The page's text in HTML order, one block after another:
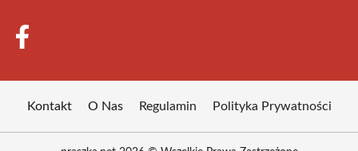
Kontakt O Nas Regulamin Polityka Prywatności